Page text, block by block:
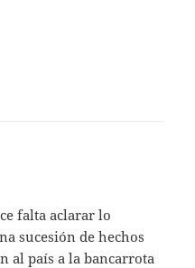
falta aclarar lo
sucesión de hechos
al país a la bancarrota